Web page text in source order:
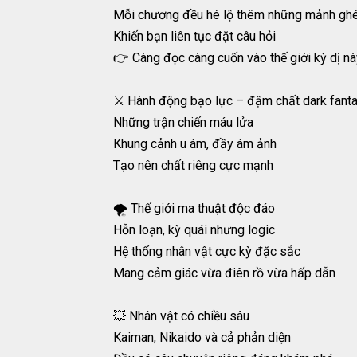
Mỗi chương đều hé lộ thêm những mảnh
Khiến bạn liên tục đặt câu hỏi
👉 Càng đọc càng cuốn vào thế giới kỳ dị
⚔️ Hành động bạo lực – đậm chất dark
Những trận chiến máu lửa
Khung cảnh u ám, đầy ám ảnh
Tạo nên chất riêng cực mạnh
🌪️ Thế giới ma thuật độc đáo
Hỗn loạn, kỳ quái nhưng logic
Hệ thống nhân vật cực kỳ đặc sắc
Mang cảm giác vừa điên rồ vừa hấp dẫn
💥 Nhân vật có chiều sâu
Kaiman, Nikaido và cả phản diện